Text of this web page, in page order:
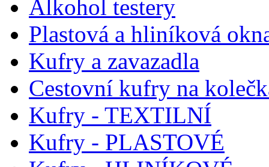
Alkohol testery
Plastová a hliníková
Kufry a zavazadla
Cestovní kufry na
Kufry - TEXTILNÍ
Kufry - PLASTOVÉ